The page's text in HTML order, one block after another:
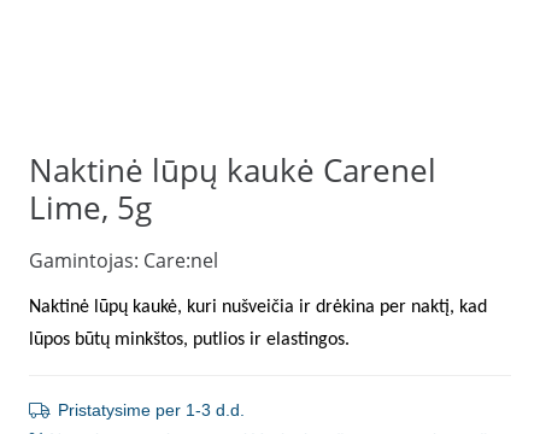
Naktinė lūpų kaukė Carenel
Lime, 5g
Gamintojas: Care:nel
Naktinė lūpų kaukė, kuri nušveičia ir drėkina per naktį, kad
lūpos būtų minkštos, putlios ir elastingos.
Pristatysime per 1-3 d.d.